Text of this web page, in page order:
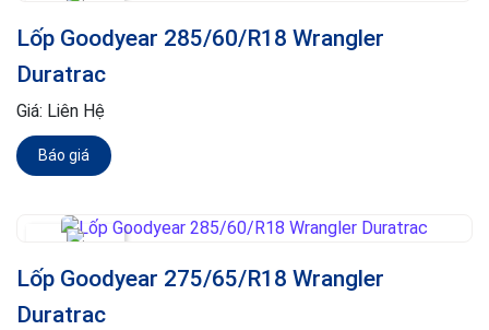
Lốp Goodyear 285/60/R18 Wrangler
Duratrac
Giá: Liên Hệ
Báo giá
Lốp Goodyear 275/65/R18 Wrangler
Duratrac